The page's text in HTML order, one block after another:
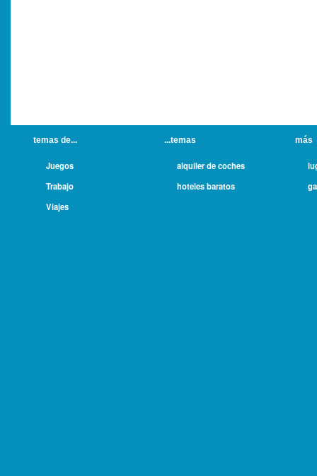
temas de...
Juegos
Trabajo
Viajes
...temas
alquiler de coches
hoteles baratos
más